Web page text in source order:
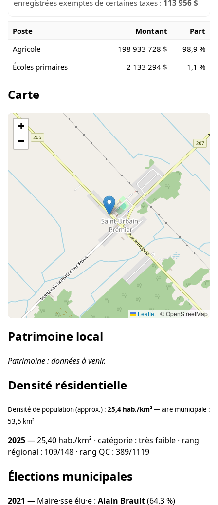
enregistrées exemptes de certaines taxes : 113 956 $
Poste Montant
Part
Agricole
198 933 728 $
98,9 %
Écoles primaires
2 133 294 $ 1,1 %
Carte
+
−
Leaflet | © OpenStreetMap
Patrimoine local
Patrimoine : données à venir.
Densité résidentielle
Densité de population (approx.) : 25,4 hab./km²— aire municipale :
53,5 km²
2025— 25,40 hab./km² · catégorie : très faible · rang
régional : 109/148 · rang QC : 389/1119
Élections municipales
2021 — Maire·sse élu·e : Alain Brault(64.3 %)